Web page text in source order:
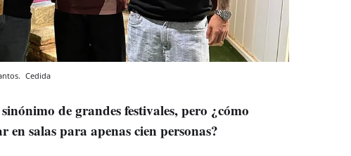
Cedida
de grandes festivales, pero ¿cómo
en salas para apenas cien personas?